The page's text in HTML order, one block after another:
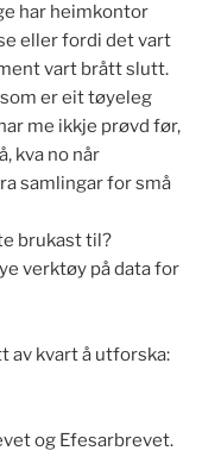
har heimkontor
eller fordi det vart
vart brått slutt.
er eit tøyeleg
me ikkje prøvd før,
kva no når
samlingar for små
brukast til?
verktøy på data for
av kvart å utforska:
og Efesarbrevet.